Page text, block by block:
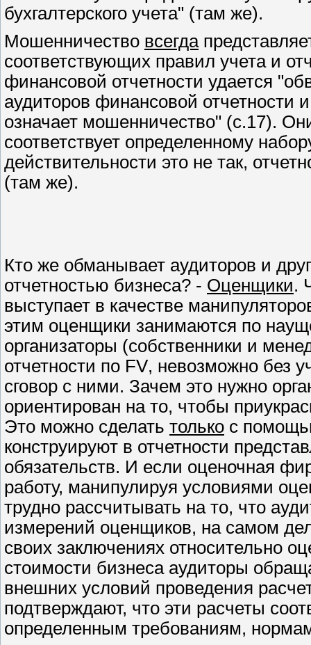
бухгалтерского учета" (там же).
Мошенничество всегда
соответствующих правил учета и
финансовой отчетности удается
аудиторов финансовой отчетности
означает мошенничество" (с.17).
соответствует определенному
действительности это не так,
(там же).
Кто же обманывает аудиторов и
отчетностью бизнеса? - Оценщики.
выступает в качестве
этим оценщики занимаются по
организаторы (собственники и
отчетности по FV, невозможно без
сговор с ними. Зачем это нужно
ориентирован на то, чтобы
Это можно сделать только с
конструируют в отчетности
обязательств. И если оценочная
работу, манипулируя условиями
трудно рассчитывать на то, что
измерений оценщиков, на самом
своих заключениях относительно
стоимости бизнеса аудиторы
внешних условий проведения
подтверждают, что эти расчеты
определенным требованиям,